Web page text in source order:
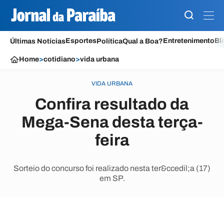
Últimas NotíciasEsportesPolíticaQual a Boa?Entretenimento
Home>cotidiano>vida urbana
VIDA URBANA
Confira resultado da
Mega-Sena desta terça-
feira
Sorteio do concurso foi realizado nesta ter&ccedil;a (17)
em SP.